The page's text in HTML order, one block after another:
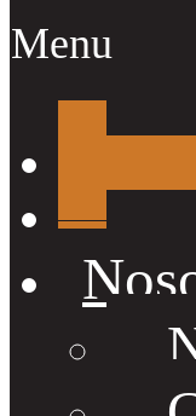
Menu